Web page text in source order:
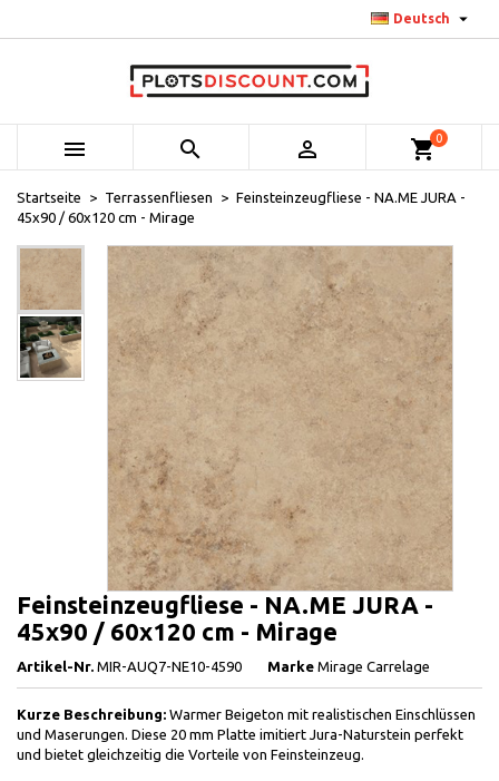
Deutsch 
   shopping_cart0
Startseite Terrassenfliesen
Feinsteinzeugfliese - NA.ME JURA -
45x90 / 60x120 cm - Mirage
Feinsteinzeugfliese - NA.ME JURA -
45x90 / 60x120 cm - Mirage
Artikel-Nr. MIR-AUQ7-NE10-4590 Marke Mirage Carrelage
Kurze Beschreibung: Warmer Beigeton mit realistischen Einschlüssen
und Maserungen. Diese 20 mm Platte imitiert Jura-Naturstein perfekt
und bietet gleichzeitig die Vorteile von Feinsteinzeug.